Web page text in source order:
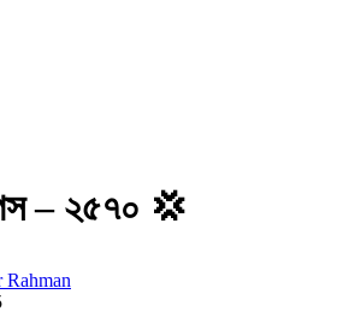
– ২৫৭০ 💢